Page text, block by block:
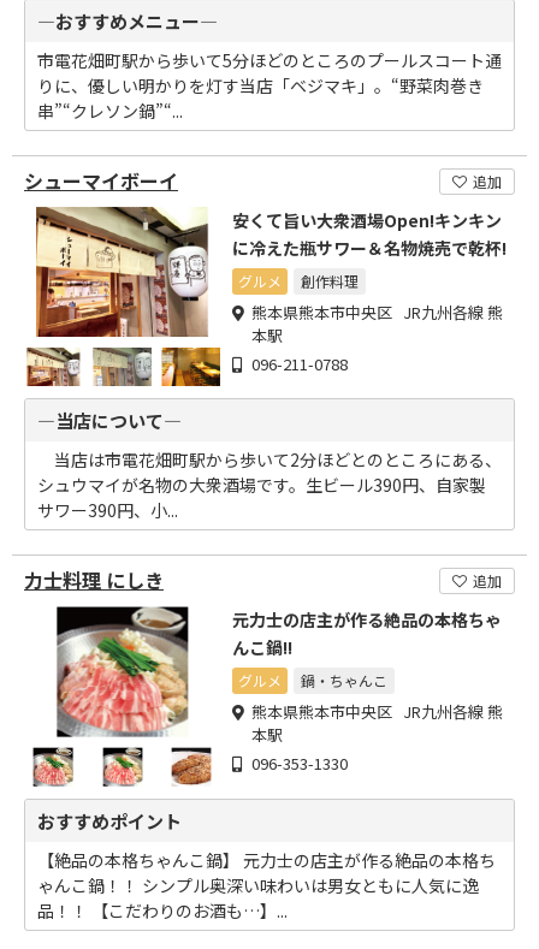
―おすすめメニュー―
市電花畑町駅から歩いて5分ほどのところのプールスコート通
りに、優しい明かりを灯す当店「ベジマキ」。“野菜肉巻き
串”“クレソン鍋”“...
シューマイボーイ 追加
安くて旨い大衆酒場Open!キンキン
に冷えた瓶サワー＆名物焼売で乾杯!
グルメ 創作料理
熊本県熊本市中央区 JR九州各線 熊
本駅
096-211-0788
―当店について―
当店は市電花畑町駅から歩いて2分ほどとのところにある、
シュウマイが名物の大衆酒場です。生ビール390円、自家製
サワー390円、小...
力士料理 にしき 追加
元力士の店主が作る絶品の本格ちゃ
んこ鍋!!
グルメ 鍋・ちゃんこ
熊本県熊本市中央区 JR九州各線 熊
本駅
096-353-1330
おすすめポイント
【絶品の本格ちゃんこ鍋】 元力士の店主が作る絶品の本格ち
ゃんこ鍋！！ シンプル奥深い味わいは男女ともに人気に逸
品！！ 【こだわりのお酒も…】...